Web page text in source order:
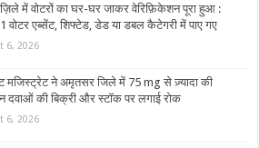
में वोटरों का घर-घर जाकर वेरिफ़िकेशन पूरा हुआ :
वोटर एब्सेंट, शिफ्टेड, डेड या डबल कैटेगरी में पाए गए
6, 2026
मजिस्ट्रेट ने अमृतसर जिले में 75 mg से ज़्यादा की
दवाओं की बिक्री और स्टॉक पर लगाई रोक
6, 2026